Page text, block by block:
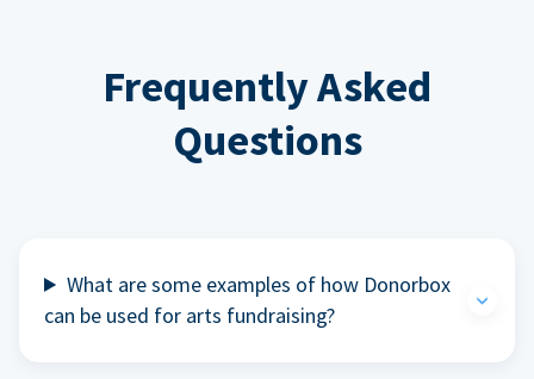
Frequently Asked
Questions
What are some examples of how Donorbox
can be used for arts fundraising?